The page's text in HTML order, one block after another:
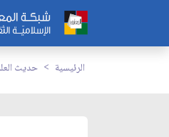
الرئيسية حديث